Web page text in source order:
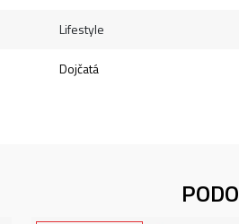
Lifestyle
Dojčatá